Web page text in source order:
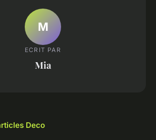
M
ECRIT PAR
Mia
Deco